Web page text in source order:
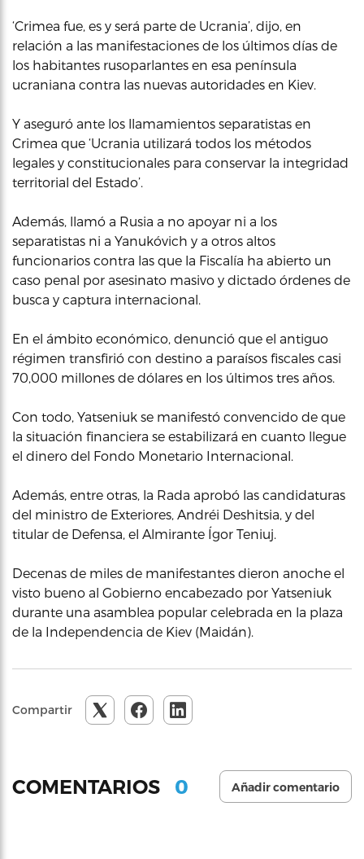
‘Crimea fue, es y será parte de Ucrania’, dijo, en
relación a las manifestaciones de los últimos días de
los habitantes rusoparlantes en esa península
ucraniana contra las nuevas autoridades en Kiev.
Y aseguró ante los llamamientos separatistas en
Crimea que ‘Ucrania utilizará todos los métodos
legales y constitucionales para conservar la integridad
territorial del Estado’.
Además, llamó a Rusia a no apoyar ni a los
separatistas ni a Yanukóvich y a otros altos
funcionarios contra las que la Fiscalía ha abierto un
caso penal por asesinato masivo y dictado órdenes de
busca y captura internacional.
En el ámbito económico, denunció que el antiguo
régimen transfirió con destino a paraísos fiscales casi
70,000 millones de dólares en los últimos tres años.
Con todo, Yatseniuk se manifestó convencido de que
la situación financiera se estabilizará en cuanto llegue
el dinero del Fondo Monetario Internacional.
Además, entre otras, la Rada aprobó las candidaturas
del ministro de Exteriores, Andréi Deshitsia, y del
titular de Defensa, el Almirante Ígor Teniuj.
Decenas de miles de manifestantes dieron anoche el
visto bueno al Gobierno encabezado por Yatseniuk
durante una asamblea popular celebrada en la plaza
de la Independencia de Kiev (Maidán).
Compartir
COMENTARIOS 0 Añadir comentario